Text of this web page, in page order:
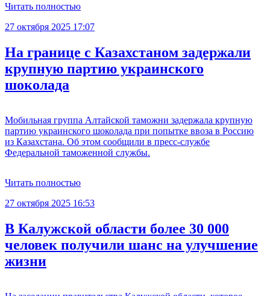
Читать полностью
27 октября 2025 17:07
На границе с Казахстаном задержали
крупную партию украинского
шоколада
Мобильная группа Алтайской таможни задержала крупную
партию украинского шоколада при попытке ввоза в Россию
из Казахстана. Об этом сообщили в пресс-службе
Федеральной таможенной службы.
Читать полностью
27 октября 2025 16:53
В Калужской области более 30 000
человек получили шанс на улучшение
жизни